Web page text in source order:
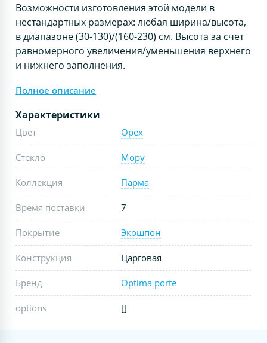
Возможности изготовления этой модели в
нестандартных размерах: любая ширина/высота,
в диапазоне (30-130)/(160-230) см. Высота за счет
равномерного увеличения/уменьшения верхнего
и нижнего заполнения.
Полное описание
Характеристики
Цвет Орех
Стекло Мору
Коллекция Парма
Время поставки 7
Покрытие Экошпон
Конструкция Царговая
Бренд Optima porte
options []